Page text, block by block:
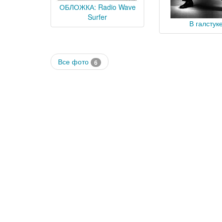
ОБЛОЖКА: Radio Wave
Surfer
В
Все фото 6